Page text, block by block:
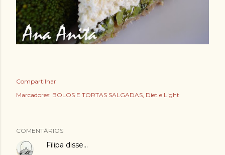
Compartilhar
Marcadores: BOLOS E TORTAS SALGADAS Diet e Light
COMENTÁRIOS
Filipa disse…